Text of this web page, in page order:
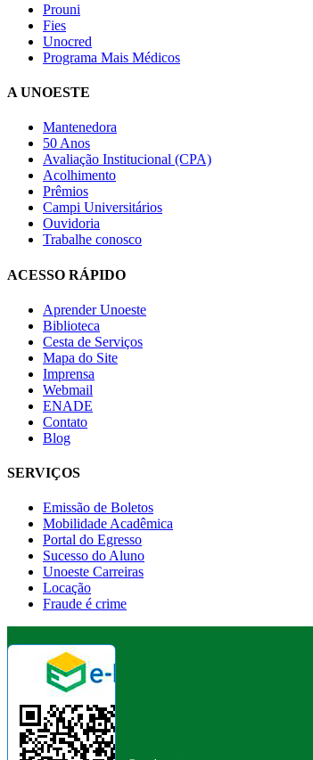
Prouni
Fies
Unocred
Programa Mais Médicos
A UNOESTE
Mantenedora
50 Anos
Avaliação Institucional (CPA)
Acolhimento
Prêmios
Campi Universitários
Ouvidoria
Trabalhe conosco
ACESSO RÁPIDO
Aprender Unoeste
Biblioteca
Cesta de Serviços
Mapa do Site
Imprensa
Webmail
ENADE
Contato
Blog
SERVIÇOS
Emissão de Boletos
Mobilidade Acadêmica
Portal do Egresso
Sucesso do Aluno
Unoeste Carreiras
Locação
Fraude é crime